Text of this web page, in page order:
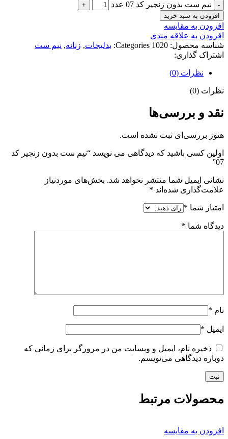
نیم ست بدون زنجیر کد 07 عدد
افزودن به سبد خرید
افزودن به مقایسه
افزودن به علاقه مندی
شناسه محصول: 1020
Categories: بدلیجات, زنانه, نیم ست
اشتراک گذاری:
نظرات (0)
نظرات (0)
نقد و بررسی‌ها
هنوز بررسی‌ای ثبت نشده است.
اولین کسی باشید که دیدگاهی می نویسد “نیم ست بدون زنجیر کد
07”
نشانی ایمیل شما منتشر نخواهد شد. بخش‌های موردنیاز
علامت‌گذاری شده‌اند *
امتیاز شما *
دیدگاه شما *
نام *
ایمیل *
ذخیره نام، ایمیل و وبسایت من در مرورگر برای زمانی که
دوباره دیدگاهی می‌نویسم.
محصولات مرتبط
افزودن به مقایسه